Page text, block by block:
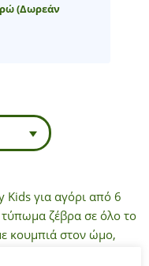
(Δωρεάν
Kids για αγόρι από 6
ζέβρα σε όλο το
κουμπιά στον ώμο,